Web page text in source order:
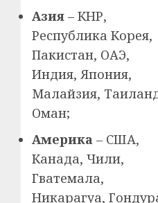
Азия – КНР,
Республика Корея,
Пакистан, ОАЭ,
Индия, Япония,
Малайзия,
Оман;
Америка – США,
Канада, Чили,
Гватемала,
Никарагуа,